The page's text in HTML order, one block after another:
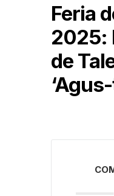
Feria
2025:
de